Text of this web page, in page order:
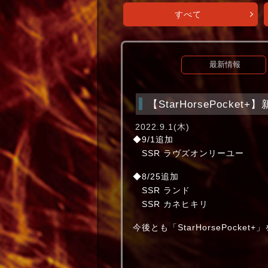
すべて
最新情報
【StarHorsePocket+】
2022.9.1(木)
◆9/1追加
SSR ラヴズオンリー
◆8/25追加
SSR ランド クラ
SSR カネヒキリ
今後とも「StarHorsePocket+」